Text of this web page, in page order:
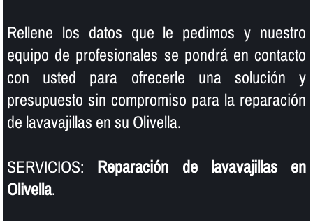
Rellene los datos que le pedimos y nuestro
equipo de profesionales se pondrá en contacto
con usted para ofrecerle una solución y
presupuesto sin compromiso para la reparación
de lavavajillas en su Olivella.
SERVICIOS: Reparación de lavavajillas en
Olivella.